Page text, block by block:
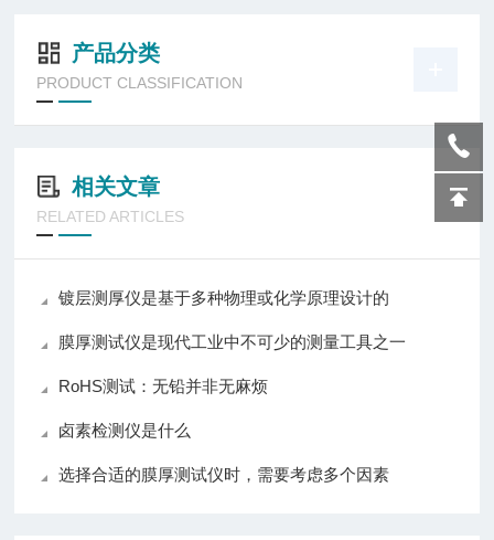
产品分类
PRODUCT CLASSIFICATION
相关文章
RELATED ARTICLES
镀层测厚仪是基于多种物理或化学原理设计的
膜厚测试仪是现代工业中不可少的测量工具之一
RoHS测试：无铅并非无麻烦
卤素检测仪是什么
选择合适的膜厚测试仪时，需要考虑多个因素